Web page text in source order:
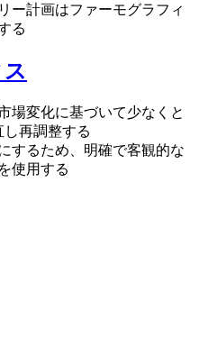
ー計画はファーモグラフィ
る
場変化に基づいて少なくと
し再調整する
するため、明確で客観的な
使用する